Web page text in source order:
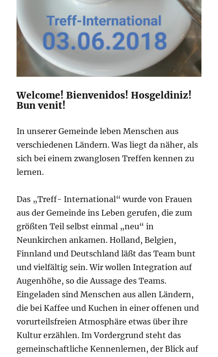
Welcome! Bienvenidos! Hosgeldiniz!
Bun venit!
In unserer Gemeinde leben Menschen aus
verschiedenen Ländern. Was liegt da näher, als
sich bei einem zwanglosen Treffen kennen zu
lernen.
Das „Treff- International“ wurde von Frauen
aus der Gemeinde ins Leben gerufen, die zum
größten Teil selbst einmal „neu“ in
Neunkirchen ankamen. Holland, Belgien,
Finnland und Deutschland läßt das Team bunt
und vielfältig sein. Wir wollen Integration auf
Augenhöhe, so die Aussage des Teams.
Eingeladen sind Menschen aus allen Ländern,
die bei Kaffee und Kuchen in einer offenen und
vorurteilsfreien Atmosphäre etwas über ihre
Kultur erzählen. Im Vordergrund steht das
gemeinschaftliche Kennenlernen, der Blick auf